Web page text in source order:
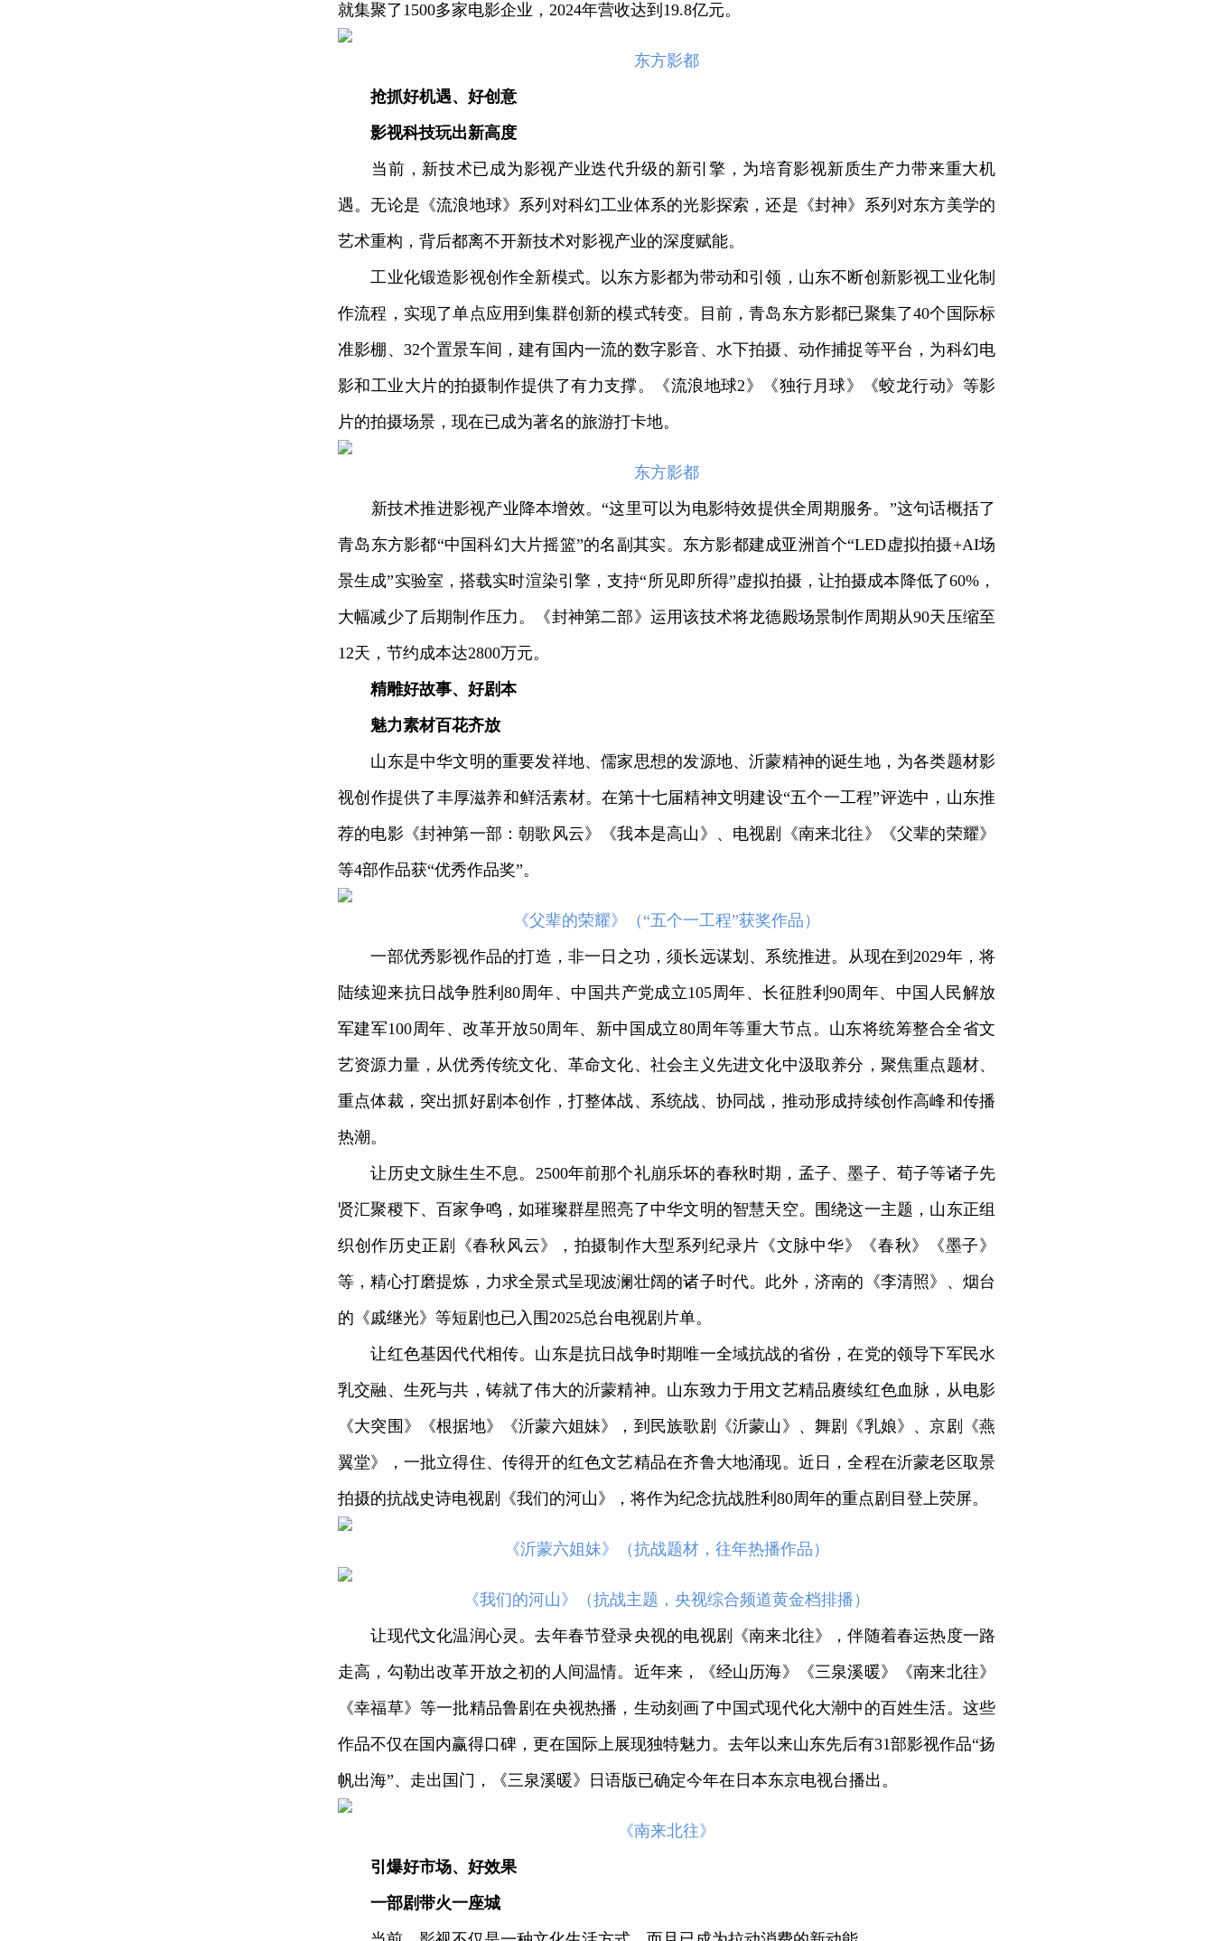
就集聚了1500多家电影企业，2024年营收达到19.8亿元。
东方影都
抢抓好机遇、好创意
影视科技玩出新高度
当前，新技术已成为影视产业迭代升级的新引擎，为培育影视新质生产力带来重大机
遇。无论是《流浪地球》系列对科幻工业体系的光影探索，还是《封神》系列对东方美学的
艺术重构，背后都离不开新技术对影视产业的深度赋能。
工业化锻造影视创作全新模式。以东方影都为带动和引领，山东不断创新影视工业化制
作流程，实现了单点应用到集群创新的模式转变。目前，青岛东方影都已聚集了40个国际标
准影棚、32个置景车间，建有国内一流的数字影音、水下拍摄、动作捕捉等平台，为科幻电
影和工业大片的拍摄制作提供了有力支撑。《流浪地球2》《独行月球》《蛟龙行动》等影
片的拍摄场景，现在已成为著名的旅游打卡地。
东方影都
新技术推进影视产业降本增效。“这里可以为电影特效提供全周期服务。”这句话概括了
青岛东方影都“中国科幻大片摇篮”的名副其实。东方影都建成亚洲首个“LED虚拟拍摄+AI场
景生成”实验室，搭载实时渲染引擎，支持“所见即所得”虚拟拍摄，让拍摄成本降低了60%，
大幅减少了后期制作压力。《封神第二部》运用该技术将龙德殿场景制作周期从90天压缩至
12天，节约成本达2800万元。
精雕好故事、好剧本
魅力素材百花齐放
山东是中华文明的重要发祥地、儒家思想的发源地、沂蒙精神的诞生地，为各类题材影
视创作提供了丰厚滋养和鲜活素材。在第十七届精神文明建设“五个一工程”评选中，山东推
荐的电影《封神第一部：朝歌风云》《我本是高山》、电视剧《南来北往》《父辈的荣耀》
等4部作品获“优秀作品奖”。
《父辈的荣耀》（“五个一工程”获奖作品）
一部优秀影视作品的打造，非一日之功，须长远谋划、系统推进。从现在到2029年，将
陆续迎来抗日战争胜利80周年、中国共产党成立105周年、长征胜利90周年、中国人民解放
军建军100周年、改革开放50周年、新中国成立80周年等重大节点。山东将统筹整合全省文
艺资源力量，从优秀传统文化、革命文化、社会主义先进文化中汲取养分，聚焦重点题材、
重点体裁，突出抓好剧本创作，打整体战、系统战、协同战，推动形成持续创作高峰和传播
热潮。
让历史文脉生生不息。2500年前那个礼崩乐坏的春秋时期，孟子、墨子、荀子等诸子先
贤汇聚稷下、百家争鸣，如璀璨群星照亮了中华文明的智慧天空。围绕这一主题，山东正组
织创作历史正剧《春秋风云》，拍摄制作大型系列纪录片《文脉中华》《春秋》《墨子》
等，精心打磨提炼，力求全景式呈现波澜壮阔的诸子时代。此外，济南的《李清照》、烟台
的《戚继光》等短剧也已入围2025总台电视剧片单。
让红色基因代代相传。山东是抗日战争时期唯一全域抗战的省份，在党的领导下军民水
乳交融、生死与共，铸就了伟大的沂蒙精神。山东致力于用文艺精品赓续红色血脉，从电影
《大突围》《根据地》《沂蒙六姐妹》，到民族歌剧《沂蒙山》、舞剧《乳娘》、京剧《燕
翼堂》，一批立得住、传得开的红色文艺精品在齐鲁大地涌现。近日，全程在沂蒙老区取景
拍摄的抗战史诗电视剧《我们的河山》，将作为纪念抗战胜利80周年的重点剧目登上荧屏。
《沂蒙六姐妹》（抗战题材，往年热播作品）
《我们的河山》（抗战主题，央视综合频道黄金档排播）
让现代文化温润心灵。去年春节登录央视的电视剧《南来北往》，伴随着春运热度一路
走高，勾勒出改革开放之初的人间温情。近年来，《经山历海》《三泉溪暖》《南来北往》
《幸福草》等一批精品鲁剧在央视热播，生动刻画了中国式现代化大潮中的百姓生活。这些
作品不仅在国内赢得口碑，更在国际上展现独特魅力。去年以来山东先后有31部影视作品“扬
帆出海”、走出国门，《三泉溪暖》日语版已确定今年在日本东京电视台播出。
《南来北往》
引爆好市场、好效果
一部剧带火一座城